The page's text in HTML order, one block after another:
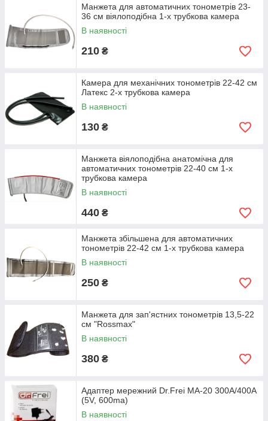
Манжета для автоматичних тонометрів 23-
36 см віялоподібна 1-х трубкова камера
В наявності
210 ₴
Камера для механічних тонометрів 22-42 см
Латекс 2-х трубкова камера
В наявності
130 ₴
Манжета віялоподібна анатомічна для
автоматичних тонометрів 22-40 см 1-х
трубкова камера
В наявності
440 ₴
Манжета збільшена для автоматичних
тонометрів 22-42 см 1-х трубкова камера
В наявності
250 ₴
Манжета для зап'ястних тонометрів 13,5-22
см "Rossmax"
В наявності
380 ₴
Адаптер мережний Dr.Frei MA-20 300A/400A
(5V, 600ma)
В наявності